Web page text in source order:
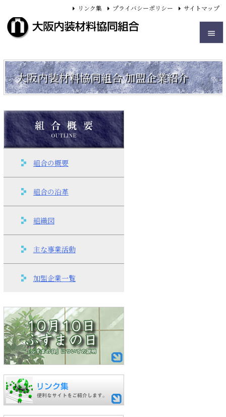

メニュ

前へ
リンク集 プライバシーポリシー サイトマップ
大阪内装材料協同組合加盟企業紹介
組合の概要
組合の沿革
組織図
主な事業活動
加盟企業一覧